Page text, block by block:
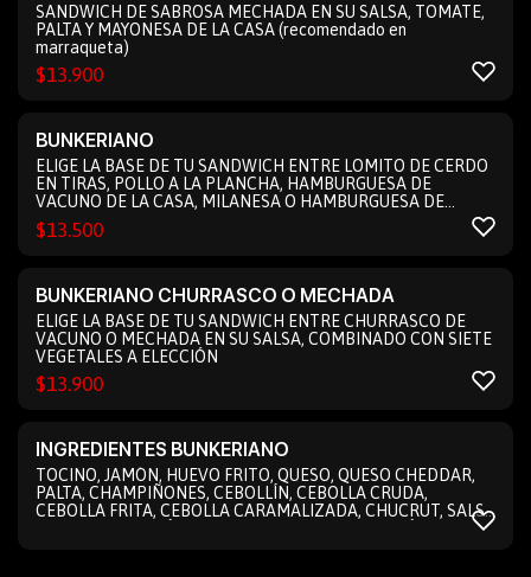
SANDWICH DE SABROSA MECHADA EN SU SALSA, TOMATE,
PALTA Y MAYONESA DE LA CASA (recomendado en
marraqueta)
$13.900
BUNKERIANO
ELIGE LA BASE DE TU SANDWICH ENTRE LOMITO DE CERDO
EN TIRAS, POLLO A LA PLANCHA, HAMBURGUESA DE
VACUNO DE LA CASA, MILANESA O HAMBURGUESA DE
GARBANZO O POROTOS NEGROS, COMBINADO CON SIETE
VEGETALES A ELECCIÓN
$13.500
BUNKERIANO CHURRASCO O MECHADA
ELIGE LA BASE DE TU SANDWICH ENTRE CHURRASCO DE
VACUNO O MECHADA EN SU SALSA, COMBINADO CON SIETE
VEGETALES A ELECCIÓN
$13.900
INGREDIENTES BUNKERIANO
TOCINO, JAMÓN, HUEVO FRITO, QUESO, QUESO CHEDDAR,
PALTA, CHAMPIÑONES, CEBOLLÍN, CEBOLLA CRUDA,
CEBOLLA FRITA, CEBOLLA CARAMALIZADA, CHUCRUT, SALSA